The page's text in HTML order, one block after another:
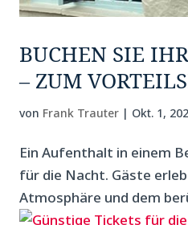
BUCHEN SIE
– ZUM
von Frank Trauter | Okt. 1,
Ein Aufenthalt in einem
für die Nacht. Gäste
Atmosphäre und dem